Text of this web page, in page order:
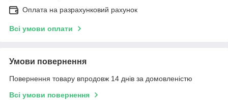
Оплата на разрахунковий рахунок
Всі умови оплати
Умови повернення
Повернення товару впродовж 14 днів за домовленістю
Всі умови повернення